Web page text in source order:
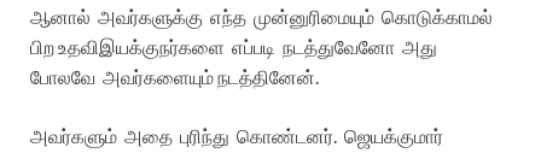
ஆனால் அவர்களுக்கு எந்த முன்னுரிமையும் கொடுக்காமல்
பிறஉதவிஇயக்குநர்களை எப்படி நடத்துவேனோ அது
போலவே அவர்களையும்நடத்தினேன்.
அவர்களும் அதை புரிந்து கொண்டனர். ஜெயக்குமார்